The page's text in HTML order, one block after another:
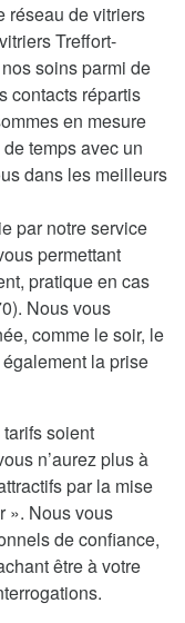
réseau de vitriers
Treffort-
soins parmi de
contacts répartis
en mesure
temps avec un
dans les meilleurs
par notre service
permettant
pratique en cas
Nous vous
comme le soir, le
la prise
soient
n’aurez plus à
par la mise
». Nous vous
de confiance,
être à votre